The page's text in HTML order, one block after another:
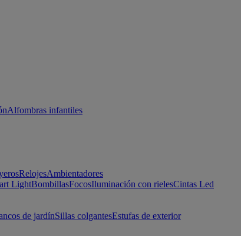
Alfombras infantiles
RelojesAmbientadores
LightBombillasFocosIluminación con rielesCintas Led
de jardínSillas colgantesEstufas de exterior